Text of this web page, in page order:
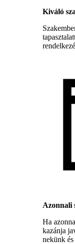
Kiváló
Azonnali
Ha
kazánja
nekünk